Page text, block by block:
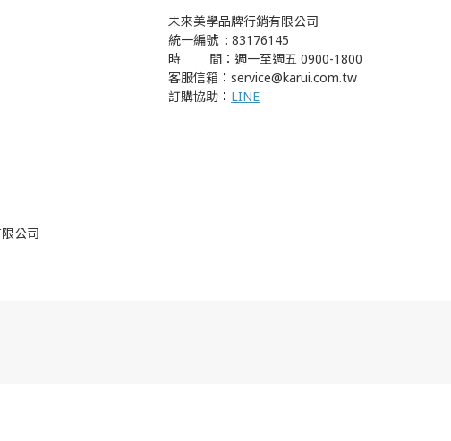
未來美學品牌行銷有限公司
統一編號 : 83176145
時 間：週一至週五 0900-1800
客服信箱 ： service@karui.com.tw
訂購協助 ： LINE
公司